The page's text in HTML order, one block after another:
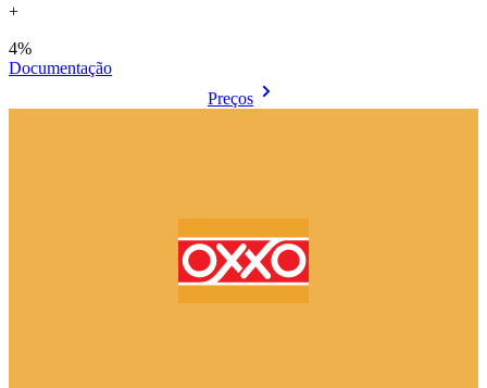
+
4%
Documentação
Preços